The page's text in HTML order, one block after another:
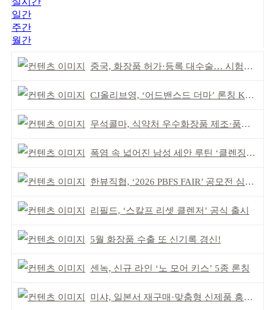
일간
주간
월간
중국, 화장품 허가·등록 대수술… 시험자료 공용 허용
CJ올리브영, ‘어드밴스드 더마’ 론칭 K더마 육성 박차
무석콜마, 식약처 우수화장품 제조·품질관리 체계 인정
폭염 속 넓어진 남성 세안 루틴 ‘클렌징’ 거래액 급증
한뷰직협, ‘2026 PBFS FAIR’ 공모전 심사 성료
리필드, ‘스칼프 리셋 클렌저’ 공식 출시
5월 화장품 수출 또 신기록 경신!
센녹, 신규 라인 ‘노 모어 키스’ 5종 론칭
미샤, 일본서 재구매·맞춤형 신제품 흥행 ‘쌍끌이’